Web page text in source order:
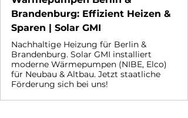
Brandenburg: Effizient Heizen &
Sparen | Solar GMI
Nachhaltige Heizung für Berlin &
Brandenburg. Solar GMI installiert
moderne Wärmepumpen (NIBE, Elco)
für Neubau & Altbau. Jetzt staatliche
Förderung sich bei uns!